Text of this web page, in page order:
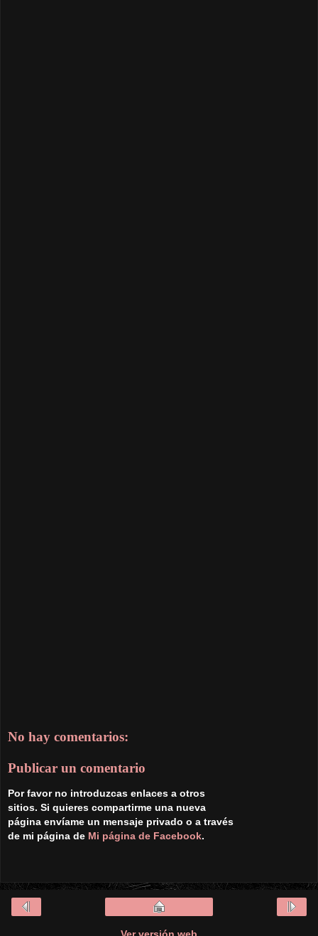
No hay comentarios:
Publicar un comentario
Por favor no introduzcas enlaces a otros
sitios. Si quieres compartirme una nueva
página envíame un mensaje privado o a través
de mi página de Mi página de Facebook.